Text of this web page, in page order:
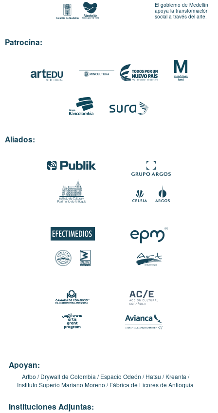
El gobierno de Medellín
apoya la transformación
social a través del arte.
Patrocina:
Aliados:
Apoyan:
Artbo Drywall de Colombia Espacio Odeón Hatsu
Kreanta
Instituto Superio Mariano Moreno
Fábrica de Licores de Antioquia
Instituciones Adjuntas: